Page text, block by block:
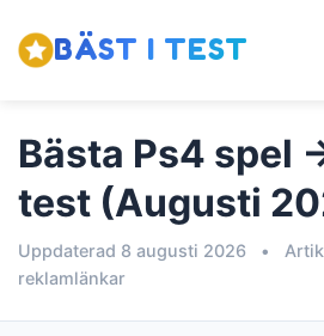
BÄST I TEST
Bästa Ps4 spel
test (Augusti
Uppdaterad 8 augusti 2026 •
reklamlänkar